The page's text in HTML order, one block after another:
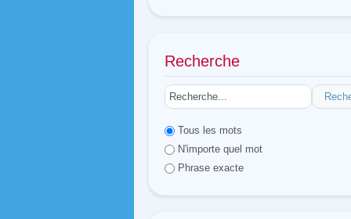
Recherche
Tous les mots
N'importe quel mot
Phrase exacte